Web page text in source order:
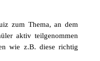
zum Thema, an dem
aktiv teilgenommen
wie z.B. diese richtig